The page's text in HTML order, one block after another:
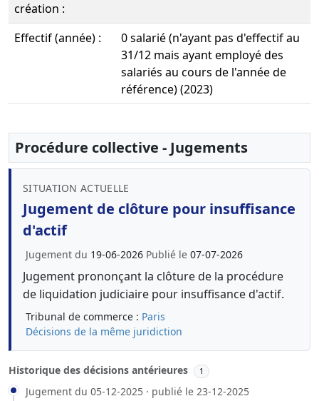
création :
Effectif (année) :
0 salarié (n'ayant pas d'effectif au
31/12 mais ayant employé des
salariés au cours de l'année de
référence) (2023)
Procédure collective - Jugements
SITUATION ACTUELLE
Jugement de clôture pour insuffisance
d'actif
Jugement du 19-06-2026 Publié le 07-07-2026
Jugement prononçant la clôture de la procédure
de liquidation judiciaire pour insuffisance d'actif.
Tribunal de commerce : Paris
Décisions de la même juridiction
Historique des décisions antérieures 1
Jugement du 05-12-2025 · publié le 23-12-2025